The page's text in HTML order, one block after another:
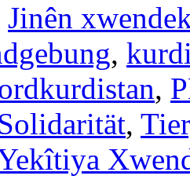
Jinên
,
,
,